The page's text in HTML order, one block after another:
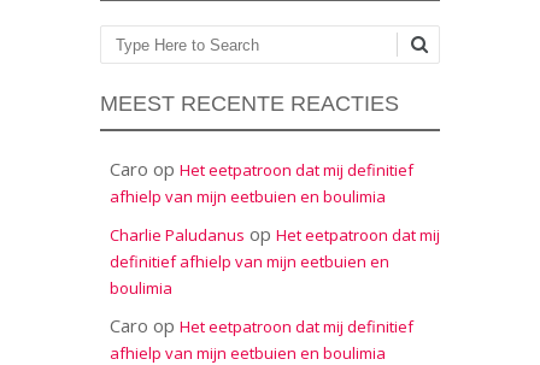
Zoeken
MEEST RECENTE REACTIES
Caro op Het eetpatroon dat mij definitief
afhielp van mijn eetbuien en boulimia
Charlie Paludanus op Het eetpatroon dat mij
definitief afhielp van mijn eetbuien en
boulimia
Caro op Het eetpatroon dat mij definitief
afhielp van mijn eetbuien en boulimia